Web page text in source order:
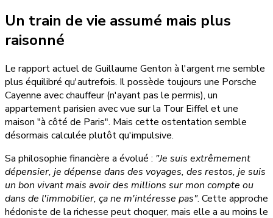
Un train de vie assumé mais plus
raisonné
Le rapport actuel de Guillaume Genton à l'argent me semble
plus équilibré qu'autrefois. Il possède toujours une Porsche
Cayenne avec chauffeur (n'ayant pas le permis), un
appartement parisien avec vue sur la Tour Eiffel et une
maison "à côté de Paris". Mais cette ostentation semble
désormais calculée plutôt qu'impulsive.
Sa philosophie financière a évolué : "Je suis extrêmement
dépensier, je dépense dans des voyages, des restos, je suis
un bon vivant mais avoir des millions sur mon compte ou
dans de l'immobilier, ça ne m'intéresse pas". Cette approche
hédoniste de la richesse peut choquer, mais elle a au moins le